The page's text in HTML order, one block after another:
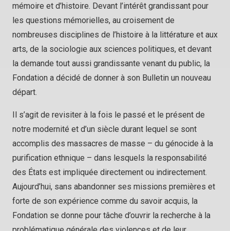
mémoire et d’histoire. Devant l’intérêt grandissant pour
les questions mémorielles, au croisement de
nombreuses disciplines de l’histoire à la littérature et aux
arts, de la sociologie aux sciences politiques, et devant
la demande tout aussi grandissante venant du public, la
Fondation a décidé de donner à son Bulletin un nouveau
départ.
Il s’agit de revisiter à la fois le passé et le présent de
notre modernité et d’un siècle durant lequel se sont
accomplis des massacres de masse – du génocide à la
purification ethnique – dans lesquels la responsabilité
des États est impliquée directement ou indirectement.
Aujourd’hui, sans abandonner ses missions premières et
forte de son expérience comme du savoir acquis, la
Fondation se donne pour tâche d’ouvrir la recherche à la